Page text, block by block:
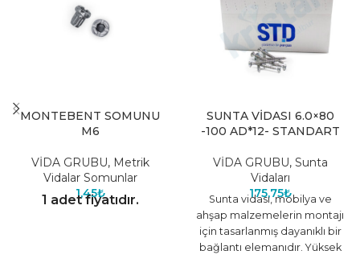
MONTEBENT SOMUNU
M6
VİDA GRUBU, Metrik
Vidalar Somunlar
1,45₺
1 adet fiyatıdır.
SUNTA VİDASI 6.0×80
-100 AD*12- STANDART
VİDA GRUBU, Sunta
Vidaları
175,75₺
Sunta vidası, mobilya ve
ahşap malzemelerin montajı
için tasarlanmış dayanıklı bir
bağlantı elemanıdır. Yüksek